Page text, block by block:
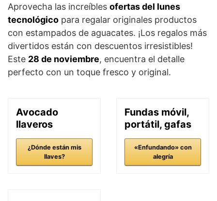
Aprovecha las increíbles ofertas del lunes
tecnológico para regalar originales productos
con estampados de aguacates. ¡Los regalos más
divertidos están con descuentos irresistibles!
Este 28 de noviembre, encuentra el detalle
perfecto con un toque fresco y original.
Avocado
llaveros
¿Dónde están mis
llaves?
Fundas móvil,
portátil, gafas
«Enfundando» con
alegría